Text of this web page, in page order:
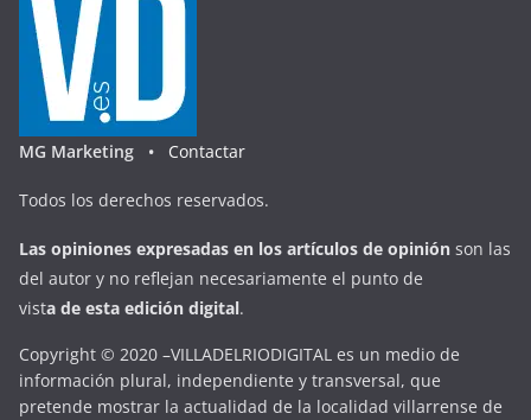
MG Marketing • Contactar
Todos los derechos reservados.
Las opiniones expresadas en los artículos de opinión son las
del autor y no reflejan necesariamente el punto de
vista de esta edición digital.
Copyright © 2020 –VILLADELRIODIGITAL es un medio de
información plural, independiente y transversal, que
pretende mostrar la actualidad de la localidad villarrense de